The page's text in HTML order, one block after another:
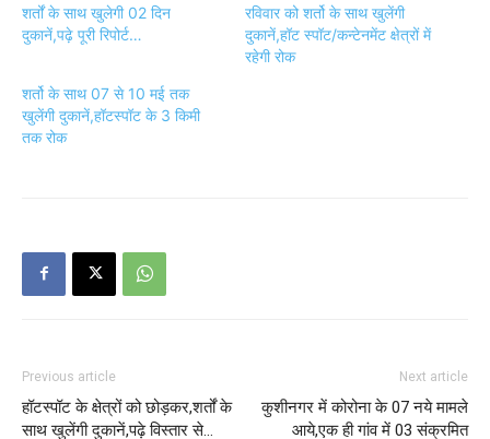
शर्तों के साथ खुलेगी 02 दिन
दुकानें,पढ़े पूरी रिपोर्ट…
रविवार को शर्तो के साथ खुलेंगी
दुकानें,हॉट स्पॉट/कन्टेनमेंट क्षेत्रों में
रहेगी रोक
शर्तो के साथ 07 से 10 मई तक
खुलेंगी दुकानें,हॉटस्पॉट के 3 किमी
तक रोक
Previous article
हॉटस्पॉट के क्षेत्रों को छोड़कर,शर्तों के
साथ खुलेंगी दुकानें,पढ़े विस्तार से…
Next article
कुशीनगर में कोरोना के 07 नये मामले
आये,एक ही गांव में 03 संक्रमित